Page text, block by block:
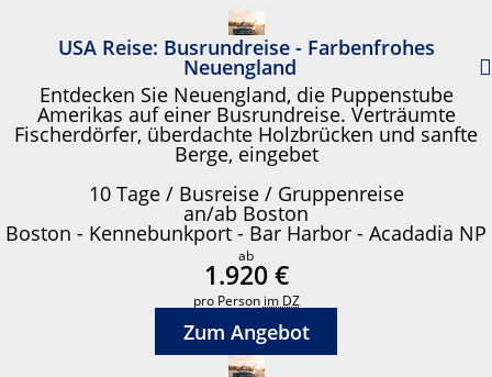
USA Reise: Busrundreise - Farbenfrohes
Neuengland
Entdecken Sie Neuengland, die Puppenstube
Amerikas auf einer Busrundreise. Verträumte
Fischerdörfer, überdachte Holzbrücken und sanfte
Berge, eingebet
10 Tage / Busreise / Gruppenreise
an/ab Boston
Boston - Kennebunkport - Bar Harbor - Acadadia NP
ab
1.920 €
pro Person im DZ
Zum Angebot